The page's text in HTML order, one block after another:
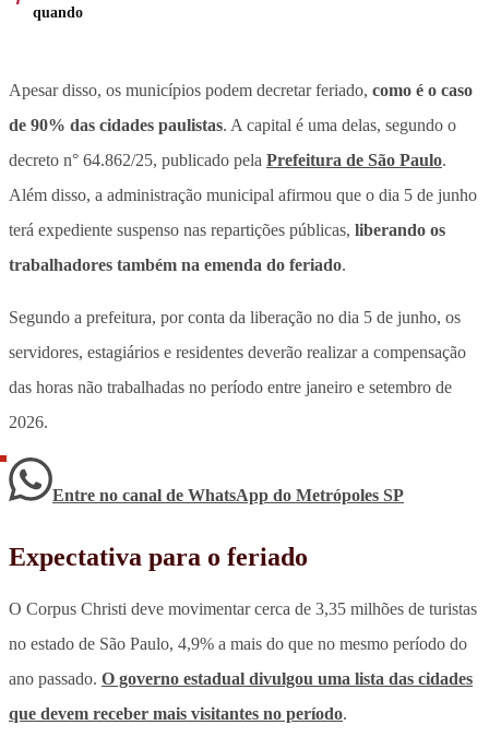
quando
Apesar disso, os municípios podem decretar feriado, como é o caso
de 90% das cidades paulistas. A capital é uma delas, segundo o
decreto n° 64.862/25, publicado pela Prefeitura de São Paulo.
Além disso, a administração municipal afirmou que o dia 5 de junho
terá expediente suspenso nas repartições públicas, liberando os
trabalhadores também na emenda do feriado.
Segundo a prefeitura, por conta da liberação no dia 5 de junho, os
servidores, estagiários e residentes deverão realizar a compensação
das horas não trabalhadas no período entre janeiro e setembro de
2026.
Entre no canal de WhatsApp do Metrópoles SP
Expectativa para o feriado
O Corpus Christi deve movimentar cerca de 3,35 milhões de turistas
no estado de São Paulo, 4,9% a mais do que no mesmo período do
ano passado. O governo estadual divulgou uma lista das cidades
que devem receber mais visitantes no período.